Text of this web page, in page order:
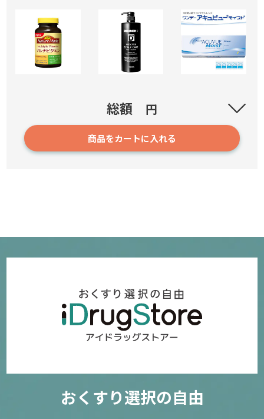
189
1,880円
薬部外品】
確認／選び直す
【30枚入り】
193
総額 円
商品をカートに入れる
おくすり選択の自由